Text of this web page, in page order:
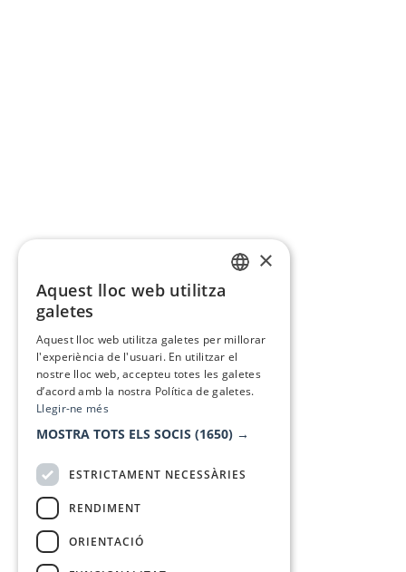
×
Aquest lloc web utilitza
galetes
Aquest lloc web utilitza galetes per millorar
l'experiència de l'usuari. En utilitzar el
nostre lloc web, accepteu totes les galetes
d’acord amb la nostra Política de galetes.
Llegir-ne més
MOSTRA TOTS ELS SOCIS (1650) →
ESTRICTAMENT NECESSÀRIES
RENDIMENT
ORIENTACIÓ